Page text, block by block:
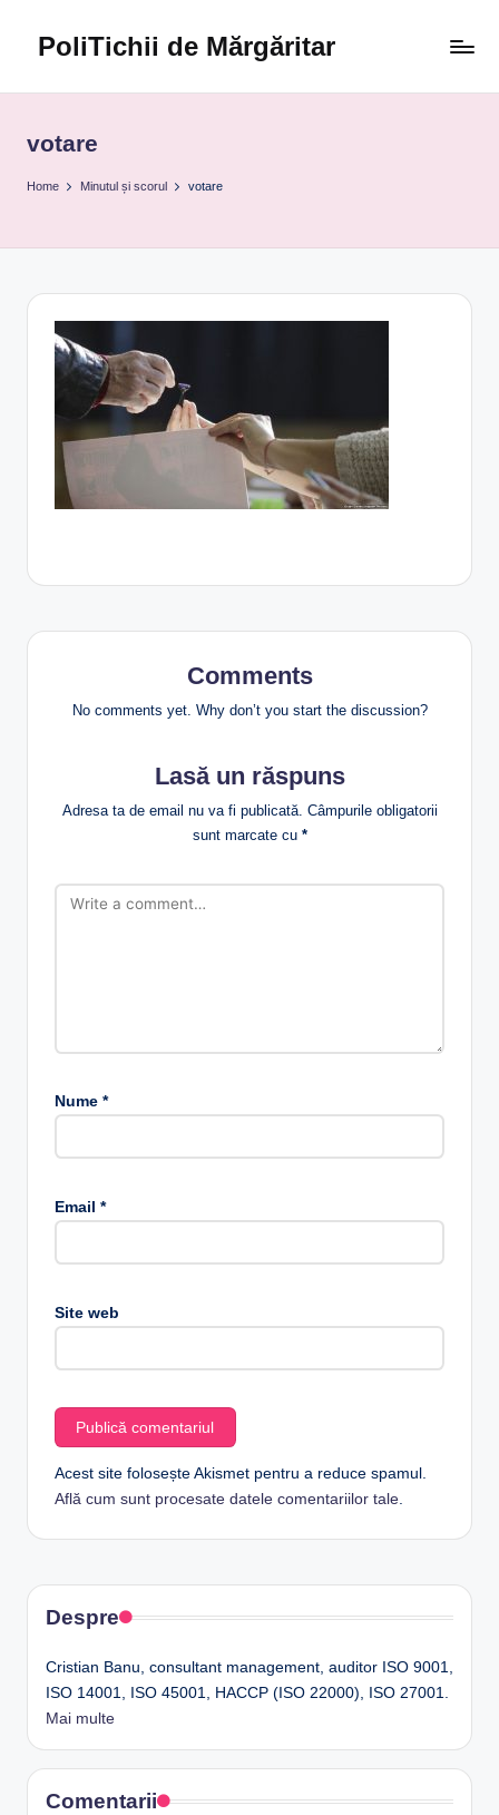
PoliTichii de Mărgăritar
2005
votare
Home Minutul și scorul votare
Comments
No comments yet. Why don’t you start the discussion?
Lasă un răspuns
Adresa ta de email nu va fi publicată. Câmpurile obligatorii
sunt marcate cu *
Nume *
Email *
Site web
Acest site folosește Akismet pentru a reduce spamul.
Află cum sunt procesate datele comentariilor tale.
Despre
Cristian Banu, consultant management, auditor ISO 9001,
ISO 14001, ISO 45001, HACCP (ISO 22000), ISO 27001.
Mai multe
Comentarii